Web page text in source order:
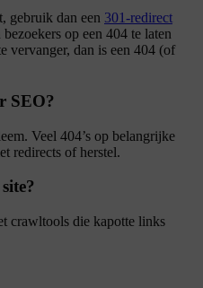
gebruik dan een 301-redirect
op een 404 te laten
vervanger, dan is een 404 (of
SEO?
Veel 404’s op belangrijke
redirects of herstel.
crawltools die kapotte links